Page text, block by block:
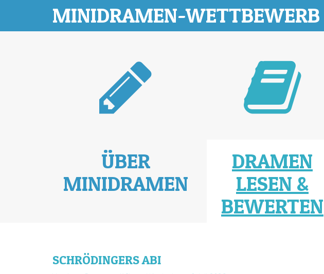
MINIDRAMEN-WETTBEWERB
ÜBER
MINIDRAMEN
DRAMEN
LESEN &
BEWERTEN
SCHRÖDINGERS ABI